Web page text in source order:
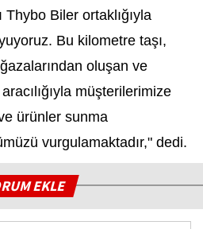
Thybo Biler ortaklığıyla
Bu kilometre taşı,
oluşan ve
müşterilerimize
ürünler sunma
vurgulamaktadır," dedi.
EKLE